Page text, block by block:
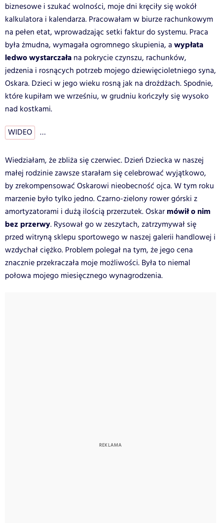
biznesowe i szukać wolności, moje dni kręciły się wokół
kalkulatora i kalendarza. Pracowałam w biurze rachunkowym
na pełen etat, wprowadzając setki faktur do systemu. Praca
była żmudna, wymagała ogromnego skupienia, a wypłata
ledwo wystarczała na pokrycie czynszu, rachunków,
jedzenia i rosnących potrzeb mojego dziewięcioletniego syna,
Oskara. Dzieci w jego wieku rosną jak na drożdżach. Spodnie,
które kupiłam we wrześniu, w grudniu kończyły się wysoko
nad kostkami.
WIDEO …
Wiedziałam, że zbliża się czerwiec. Dzień Dziecka w naszej
małej rodzinie zawsze starałam się celebrować wyjątkowo,
by zrekompensować Oskarowi nieobecność ojca. W tym roku
marzenie było tylko jedno. Czarno-zielony rower górski z
amortyzatorami i dużą ilością przerzutek. Oskar mówił o nim
bez przerwy. Rysował go w zeszytach, zatrzymywał się
przed witryną sklepu sportowego w naszej galerii handlowej i
wzdychał ciężko. Problem polegał na tym, że jego cena
znacznie przekraczała moje możliwości. Była to niemal
połowa mojego miesięcznego wynagrodzenia.